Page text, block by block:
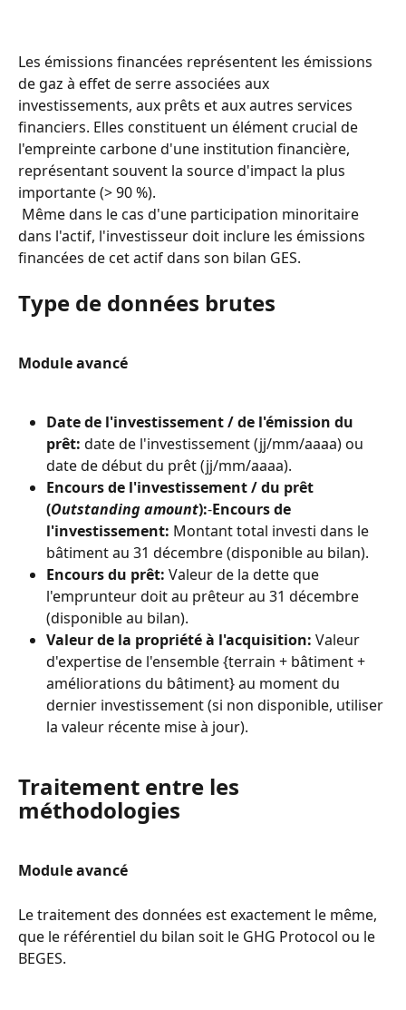
Les émissions financées représentent les émissions
de gaz à effet de serre associées aux
investissements, aux prêts et aux autres services
financiers. Elles constituent un élément crucial de
l'empreinte carbone d'une institution financière,
représentant souvent la source d'impact la plus
importante (> 90 %).
dans l'actif, l'investisseur doit inclure les émissions
financées de cet actif dans son bilan GES.
Type de données brutes
Module avancé
Date de l'investissement / de l'émission du
prêt: date de l'investissement (jj/mm/aaaa) ou
date de début du prêt (jj/mm/aaaa).
Encours de l'investissement / du prêt
(Outstanding amount):-Encours de
l'investissement: Montant total investi dans le
bâtiment au 31 décembre (disponible au bilan).
Encours du prêt: Valeur de la dette que
l'emprunteur doit au prêteur au 31 décembre
(disponible au bilan).
Valeur de la propriété à l'acquisition: Valeur
d'expertise de l'ensemble {terrain + bâtiment +
améliorations du bâtiment} au moment du
dernier investissement (si non disponible, utiliser
la valeur récente mise à jour).
Traitement entre les
méthodologies
Module avancé
Le traitement des données est exactement le même,
que le référentiel du bilan soit le GHG Protocol ou le
BEGES.